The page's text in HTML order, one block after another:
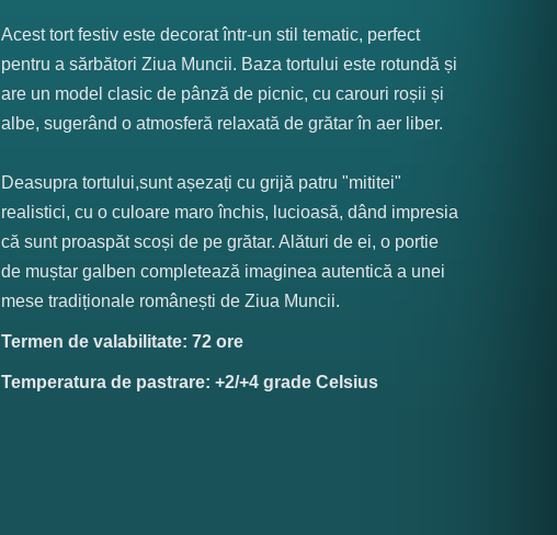
Acest tort festiv este decorat într-un stil tematic, perfect
pentru a sărbători Ziua Muncii. Baza tortului este rotundă și
are un model clasic de pânză de picnic, cu carouri roșii și
albe, sugerând o atmosferă relaxată de grătar în aer liber.
Deasupra tortului,sunt așezați cu grijă patru "mititei"
realistici, cu o culoare maro închis, lucioasă, dând impresia
că sunt proaspăt scoși de pe grătar. Alături de ei, o portie
de muștar galben completează imaginea autentică a unei
mese tradiționale românești de Ziua Muncii.
Termen de valabilitate: 72 ore
Temperatura de pastrare: +2/+4 grade Celsius